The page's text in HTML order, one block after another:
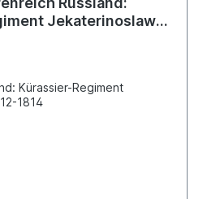
Jekaterinoslaw
1812-1814